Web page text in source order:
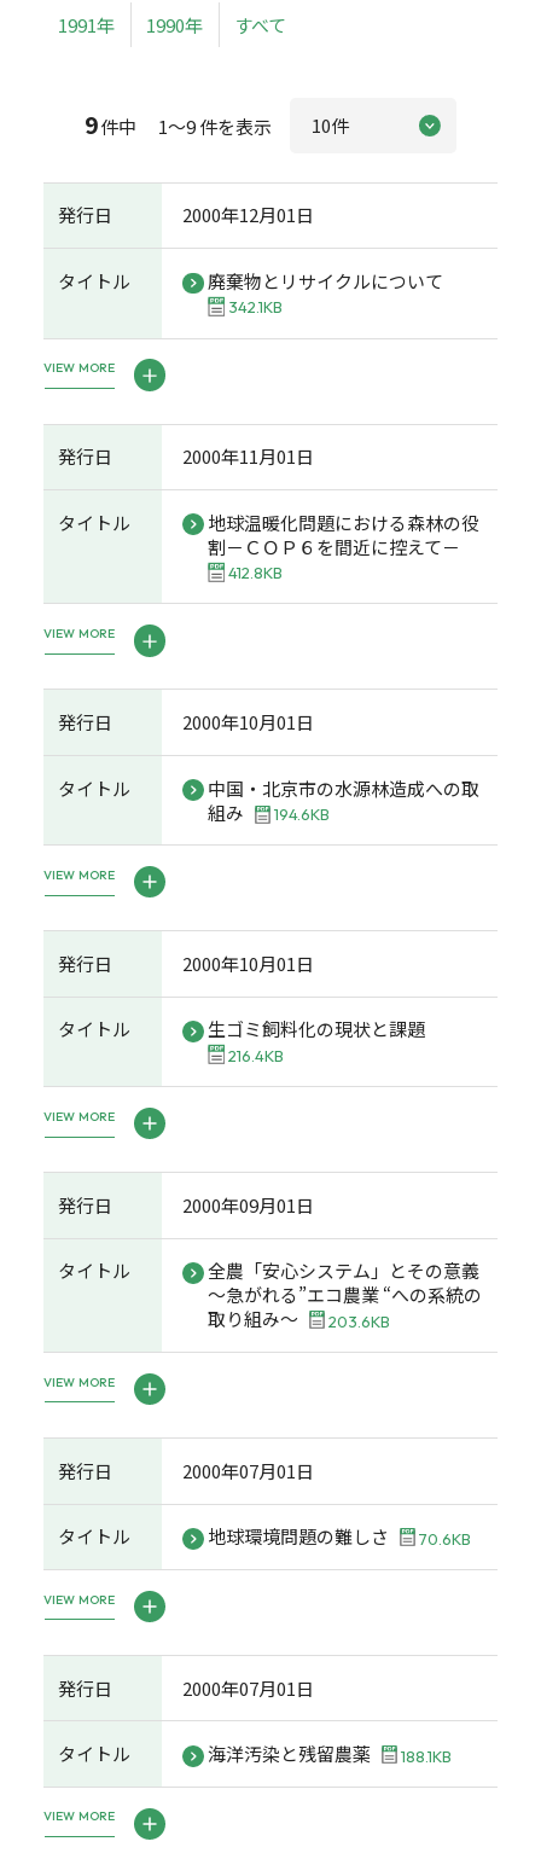
1991年 1990年 すべて
9件中 1～9 件を表示
発行日 2000年12月01日
タイトル 廃棄物とリサイクルについて
342.1KB
VIEW MORE
発行日 2000年11月01日
タイトル
地球温暖化問題における森林の役
割－ＣＯＰ６を間近に控えて－
412.8KB
VIEW MORE
発行日 2000年10月01日
タイトル
中国・北京市の水源林造成への取
組み
194.6KB
VIEW MORE
発行日 2000年10月01日
タイトル 生ゴミ飼料化の現状と課題
216.4KB
VIEW MORE
発行日 2000年09月01日
タイトル
全農「安心システム」とその意義
～急がれる”エコ農業 “への系統の
取り組み～
203.6KB
VIEW MORE
発行日 2000年07月01日
タイトル 地球環境問題の難しさ 70.6KB
VIEW MORE
発行日 2000年07月01日
タイトル 海洋汚染と残留農薬 188.1KB
VIEW MORE